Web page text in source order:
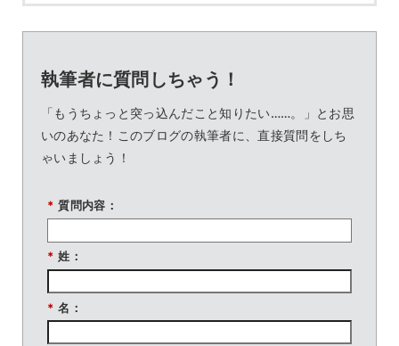
執筆者に質問しちゃう！
「もうちょっと突っ込んだこと知りたい……。」とお思
いのあなた！このブログの執筆者に、直接質問をしち
ゃいましょう！
* 質問内容：
* 姓：
* 名：